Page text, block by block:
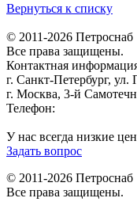
Вернуться к списку
© 2011-2026 Петроснаб
Все права защищены.
Контактная
г. Санкт-Петербург, ул.
г. Москва, 3-й
Телефон:
У нас всегда низкие
Задать вопрос
© 2011-2026 Петроснаб
Все права защищены.